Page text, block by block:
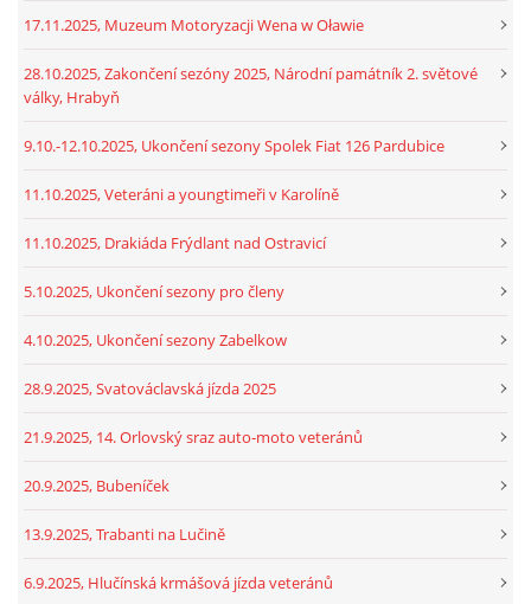
17.11.2025, Muzeum Motoryzacji Wena w Oławie
28.10.2025, Zakončení sezóny 2025, Národní památník 2. světové
války, Hrabyň
9.10.-12.10.2025, Ukončení sezony Spolek Fiat 126 Pardubice
11.10.2025, Veteráni a youngtimeři v Karolíně
11.10.2025, Drakiáda Frýdlant nad Ostravicí
5.10.2025, Ukončení sezony pro členy
4.10.2025, Ukončení sezony Zabelkow
28.9.2025, Svatováclavská jízda 2025
21.9.2025, 14. Orlovský sraz auto-moto veteránů
20.9.2025, Bubeníček
13.9.2025, Trabanti na Lučině
6.9.2025, Hlučínská krmášová jízda veteránů